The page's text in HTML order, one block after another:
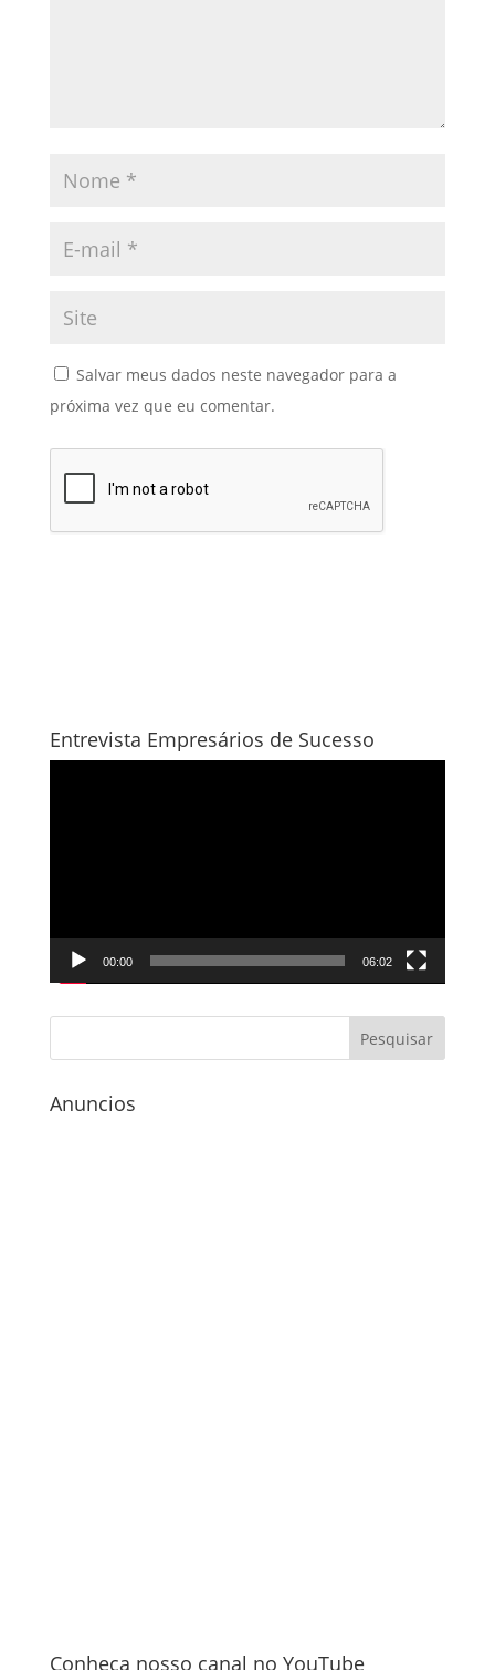
Salvar meus dados neste navegador para a
próxima vez que eu comentar.
Entrevista Empresários de Sucesso
00:00 06:02
Anuncios
Conheça nosso canal no YouTube